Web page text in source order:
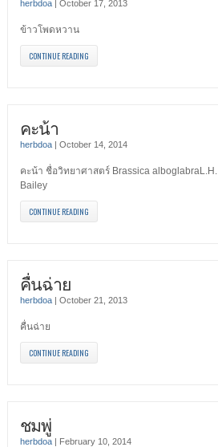
herbdoa| October 17, 2013
ข้าวโพดหวาน
CONTINUE READING
คะน้า
herbdoa| October 14, 2014
คะน้า ชื่อวิทยาศาสตร์ Brassica alboglabraL.H.
Bailey
CONTINUE READING
คื่นฉ่าย
herbdoa| October 21, 2013
คื่นฉ่าย
CONTINUE READING
ชมพู่
herbdoa| February 10, 2014